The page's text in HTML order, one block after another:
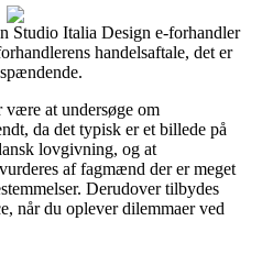
Studio Italia Design e-forhandler
handelsaftale, det er
at undersøge om
da det typisk er et billede på
lovgivning, og at
af fagmænd der er meget
Derudover tilbydes
når du oplever dilemmaer ved